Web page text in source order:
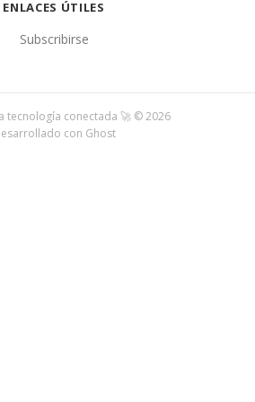
ENLACES ÚTILES
Subscribirse
tecnología conectada 🚀 © 2026
con Ghost